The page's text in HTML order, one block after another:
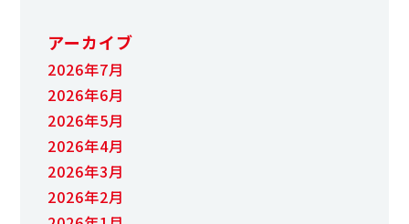
アーカイブ
2026年7月
2026年6月
2026年5月
2026年4月
2026年3月
2026年2月